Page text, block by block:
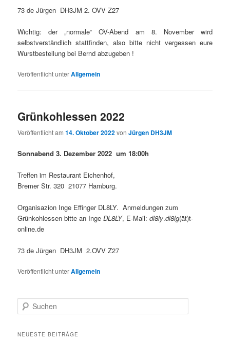
73 de Jürgen DH3JM 2. OVV Z27
Wichtig: der „normale“ OV-Abend am 8. November wird
selbstverständlich stattfinden, also bitte nicht vergessen eure
Wurstbestellung bei Bernd abzugeben !
Veröffentlicht unterAllgemein
Grünkohlessen 2022
Veröffentlicht am14. Oktober 2022vonJürgen DH3JM
Sonnabend 3. Dezember 2022 um 18:00h
Treffen im Restaurant Eichenhof,
Bremer Str. 320 21077 Hamburg.
Organisazion Inge Effinger DL8LY.Anmeldungen zum
Grünkohlessen bitte an IngeDL8LY, E-Mail:dl8ly.dl8lg(ät)t-
online.de
73 de Jürgen DH3JM 2.OVV Z27
Veröffentlicht unterAllgemein
u
h
NEUESTE BEITRÄGE